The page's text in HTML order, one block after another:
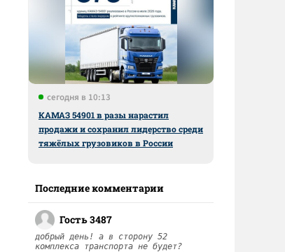
сегодня в 10:13
КАМАЗ 54901 в разы нарастил
продажи и сохранил лидерство среди
тяжёлых грузовиков в России
Последние комментарии
Гость 3487
добрый день! а в сторону 52
комплекса транспорта не будет?